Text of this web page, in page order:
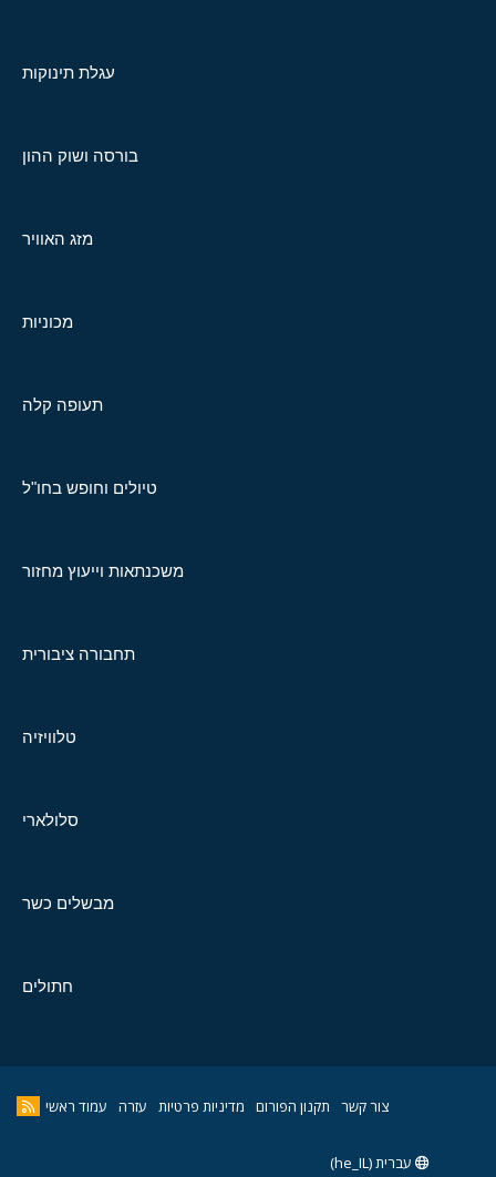
עגלת תינוקות
בורסה ושוק ההון
מזג האוויר
מכוניות
תעופה קלה
טיולים וחופש בחו"ל
משכנתאות וייעוץ מחזור
תחבורה ציבורית
טלוויזיה
סלולארי
מבשלים כשר
חתולים
צור קשר תקנון הפורום מדיניות פרטיות עזרה עמוד ראשי
עברית (he_IL)